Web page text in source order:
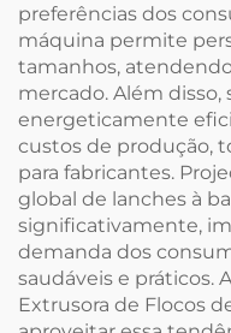
preferências dos
máquina permite
tamanhos,
mercado. Além disso,
energeticamente
custos de produção,
para fabricantes.
global de lanches à
significativamente,
demanda dos
saudáveis e práticos.
Extrusora de Flocos